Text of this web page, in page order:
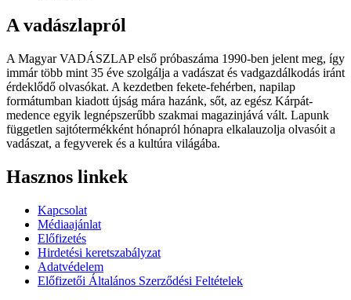
A vadászlapról
A Magyar VADÁSZLAP első próbaszáma 1990-ben jelent meg, így
immár több mint 35 éve szolgálja a vadászat és vadgazdálkodás iránt
érdeklődő olvasókat. A kezdetben fekete-fehérben, napilap
formátumban kiadott újság mára hazánk, sőt, az egész Kárpát-
medence egyik legnépszerűbb szakmai magazinjává vált. Lapunk
független sajtótermékként hónapról hónapra elkalauzolja olvasóit a
vadászat, a fegyverek és a kultúra világába.
Hasznos linkek
Kapcsolat
Médiaajánlat
Előfizetés
Hirdetési keretszabályzat
Adatvédelem
Előfizetői Általános Szerződési Feltételek